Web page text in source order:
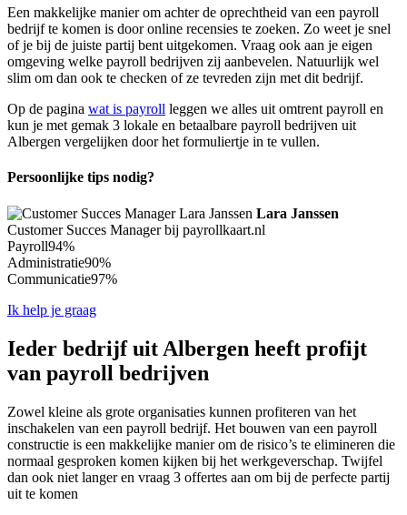
Een makkelijke manier om achter de oprechtheid van een payroll
bedrijf te komen is door online recensies te zoeken. Zo weet je snel
of je bij de juiste partij bent uitgekomen. Vraag ook aan je eigen
omgeving welke payroll bedrijven zij aanbevelen. Natuurlijk wel
slim om dan ook te checken of ze tevreden zijn met dit bedrijf.
Op de pagina wat is payroll leggen we alles uit omtrent payroll en
kun je met gemak 3 lokale en betaalbare payroll bedrijven uit
Albergen vergelijken door het formuliertje in te vullen.
Persoonlijke tips nodig?
Lara Janssen
Customer Succes Manager bij payrollkaart.nl
Payroll94%
Administratie90%
Communicatie97%
Ik help je graag
Ieder bedrijf uit Albergen heeft profijt
van payroll bedrijven
Zowel kleine als grote organisaties kunnen profiteren van het
inschakelen van een payroll bedrijf. Het bouwen van een payroll
constructie is een makkelijke manier om de risico’s te elimineren die
normaal gesproken komen kijken bij het werkgeverschap. Twijfel
dan ook niet langer en vraag 3 offertes aan om bij de perfecte partij
uit te komen